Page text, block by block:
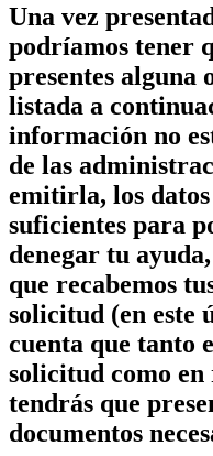
Una vez
podríamos tener
presentes alguna
listada a
información no
de las
emitirla, los datos
suficientes para
denegar tu
que recabemos
solicitud (en este
cuenta que tanto
solicitud como
tendrás que
documentos